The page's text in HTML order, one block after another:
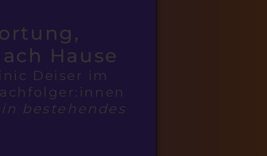
Hause
Deiser im
bestehendes